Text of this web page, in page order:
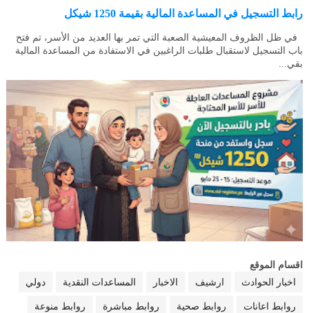
رابط التسجيل في المساعدة المالية بقيمة 1250 شيكل
في ظل الظروف المعيشية الصعبة التي تمر بها العديد من الأسر، تم فتح
باب التسجيل لاستقبال طلبات الراغبين في الاستفادة من المساعدة المالية
بقي...
اقسام الموقع
اخبار الحوادث
ارشيف الاخبار المساعدات النقدية دولي
روابط اعانات روابط صحية روابط مباشرة روابط منوعة